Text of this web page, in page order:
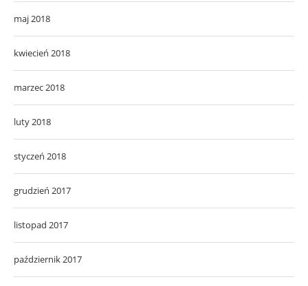
maj 2018
kwiecień 2018
marzec 2018
luty 2018
styczeń 2018
grudzień 2017
listopad 2017
październik 2017